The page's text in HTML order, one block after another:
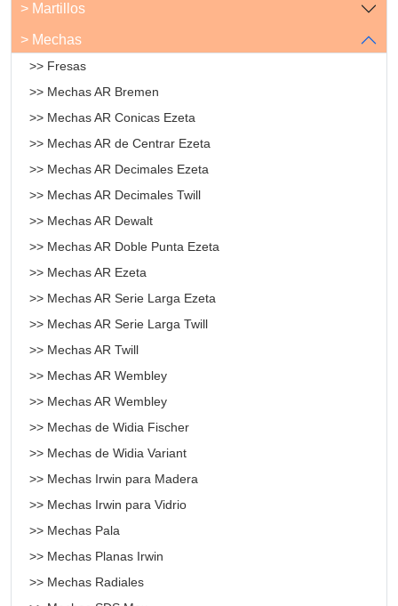
> Martillos
> Mechas
>> Fresas
>> Mechas AR Bremen
>> Mechas AR Conicas Ezeta
>> Mechas AR de Centrar Ezeta
>> Mechas AR Decimales Ezeta
>> Mechas AR Decimales Twill
>> Mechas AR Dewalt
>> Mechas AR Doble Punta Ezeta
>> Mechas AR Ezeta
>> Mechas AR Serie Larga Ezeta
>> Mechas AR Serie Larga Twill
>> Mechas AR Twill
>> Mechas AR Wembley
>> Mechas AR Wembley
>> Mechas de Widia Fischer
>> Mechas de Widia Variant
>> Mechas Irwin para Madera
>> Mechas Irwin para Vidrio
>> Mechas Pala
>> Mechas Planas Irwin
>> Mechas Radiales